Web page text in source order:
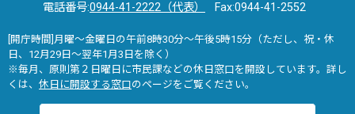
電話番号:0944-41-2222（代表） Fax:0944-41-2552
[開庁時間]月曜～金曜日の午前8時30分～午後5時15分（ただし、祝・休
日、12月29日～翌年1月3日を除く）
※毎月、原則第２日曜日に市民課などの休日窓口を開設しています。詳し
くは、 休日に開設する窓口のページをご覧ください。